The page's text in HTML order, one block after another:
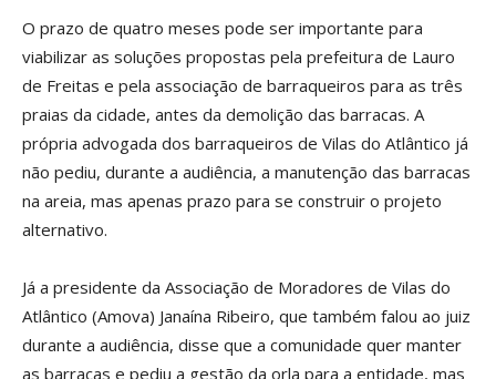
O prazo de quatro meses pode ser importante para
viabilizar as soluções propostas pela prefeitura de Lauro
de Freitas e pela associação de barraqueiros para as três
praias da cidade, antes da demolição das barracas. A
própria advogada dos barraqueiros de Vilas do Atlântico já
não pediu, durante a audiência, a manutenção das barracas
na areia, mas apenas prazo para se construir o projeto
alternativo.
Já a presidente da Associação de Moradores de Vilas do
Atlântico (Amova) Janaína Ribeiro, que também falou ao juiz
durante a audiência, disse que a comunidade quer manter
as barracas e pediu a gestão da orla para a entidade, mas